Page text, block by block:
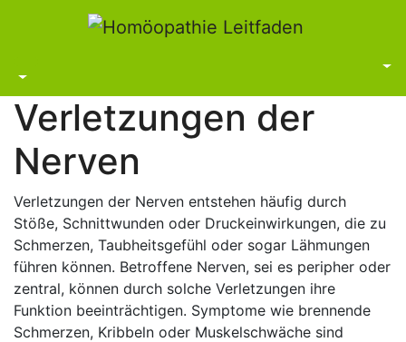
Verletzungen der
Nerven
Verletzungen der Nerven entstehen häufig durch
Stöße, Schnittwunden oder Druckeinwirkungen, die zu
Schmerzen, Taubheitsgefühl oder sogar Lähmungen
führen können. Betroffene Nerven, sei es peripher oder
zentral, können durch solche Verletzungen ihre
Funktion beeinträchtigen. Symptome wie brennende
Schmerzen, Kribbeln oder Muskelschwäche sind